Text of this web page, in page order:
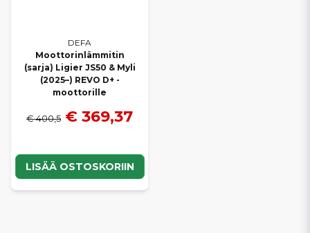
DEFA
Moottorinlämmitin
(sarja) Ligier JS50 & Myli
(2025–) REVO D+ -
moottorille
€ 400,5 € 369,37
LISÄÄ OSTOSKORIIN